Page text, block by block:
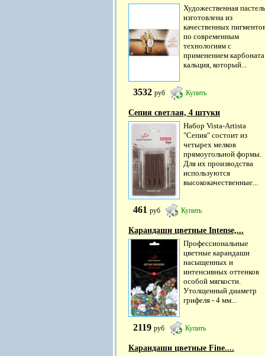
Художественная пастель
изготовлена из
качественных
по современным
технологиям с
применением карбоната
кальция, который...
3532 руб Купить
Сепия светлая, 4 штуки
Набор Vista-Artista
"Сепия" состоит из
четырех мелков
прямоугольной формы.
Для их производства
используются
высококачественные...
461 руб Купить
Карандаши цветные Intense,...
Профессиональные
цветные карандаши
насыщенных и
интенсивных оттенков
особой мягкости.
Утолщенный диаметр
грифеля - 4 мм...
2119 руб Купить
Карандаши цветные Fine....